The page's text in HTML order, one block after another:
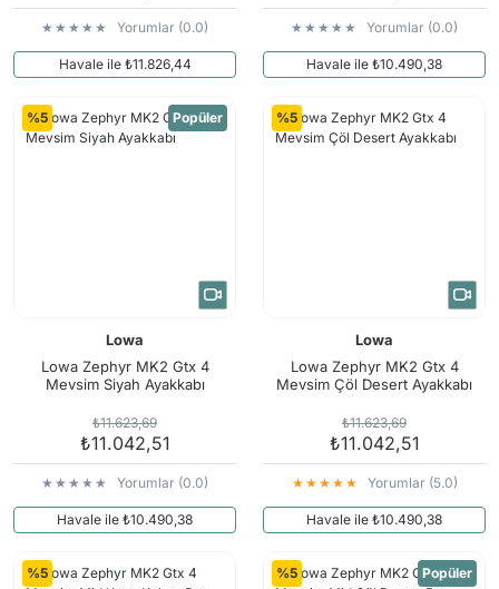
Yorumlar (0.0)
Havale ile ₺11.826,44
Yorumlar (0.0)
Havale ile ₺10.490,38
%5 Popüler
Lowa
Lowa Zephyr MK2 Gtx 4
Mevsim Siyah Ayakkabı
₺11.623,69
₺11.042,51
Yorumlar (0.0)
Havale ile ₺10.490,38
%5
Lowa
Lowa Zephyr MK2 Gtx 4
Mevsim Çöl Desert Ayakkabı
₺11.623,69
₺11.042,51
Yorumlar (5.0)
Havale ile ₺10.490,38
%5 %5 Popüler